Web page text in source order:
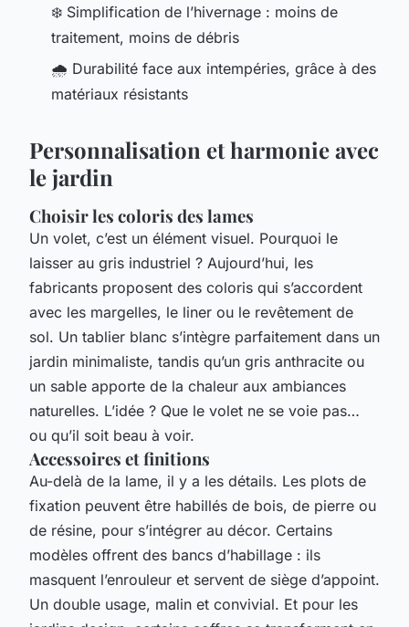
❄️ Simplification de l’hivernage : moins de
traitement, moins de débris
🌧️ Durabilité face aux intempéries, grâce à des
matériaux résistants
Personnalisation et harmonie avec
le jardin
Choisir les coloris des lames
Un volet, c’est un élément visuel. Pourquoi le
laisser au gris industriel ? Aujourd’hui, les
fabricants proposent des coloris qui s’accordent
avec les margelles, le liner ou le revêtement de
sol. Un tablier blanc s’intègre parfaitement dans un
jardin minimaliste, tandis qu’un gris anthracite ou
un sable apporte de la chaleur aux ambiances
naturelles. L’idée ? Que le volet ne se voie pas…
ou qu’il soit beau à voir.
Accessoires et finitions
Au-delà de la lame, il y a les détails. Les plots de
fixation peuvent être habillés de bois, de pierre ou
de résine, pour s’intégrer au décor. Certains
modèles offrent des bancs d’habillage : ils
masquent l’enrouleur et servent de siège d’appoint.
Un double usage, malin et convivial. Et pour les